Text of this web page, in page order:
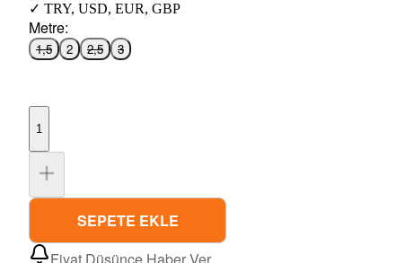
✓ TRY, USD, EUR, GBP
Metre:
1,5 2 2,5 3
1
SEPETE EKLE